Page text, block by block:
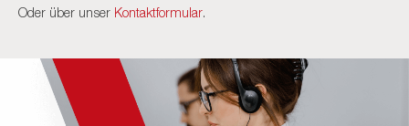
Oder über unser Kontaktformular.